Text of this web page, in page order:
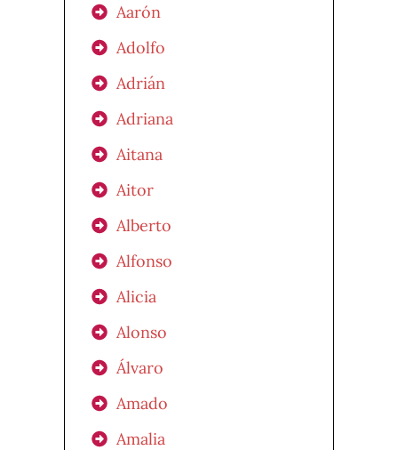
Aarón
Adolfo
Adrián
Adriana
Aitana
Aitor
Alberto
Alfonso
Alicia
Alonso
Álvaro
Amado
Amalia